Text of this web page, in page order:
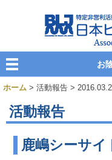
お
ホーム > 活動報告 >
活動報告
鹿嶋シーサイ